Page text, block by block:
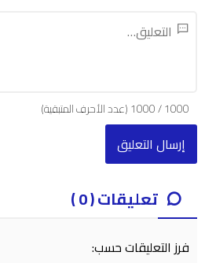
1000
/
1000(عدد الأحرف المتبقية)
تعليقات ( 0 )
فرز التعليقات حسب: